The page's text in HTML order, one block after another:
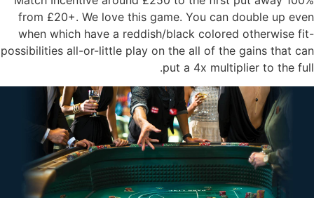
from £20+. We love this game. You can double up even
when which have a reddish/black colored otherwise fit-
possibilities all-or-little play on the all of the gains that can
put a 4x multiplier to the full.